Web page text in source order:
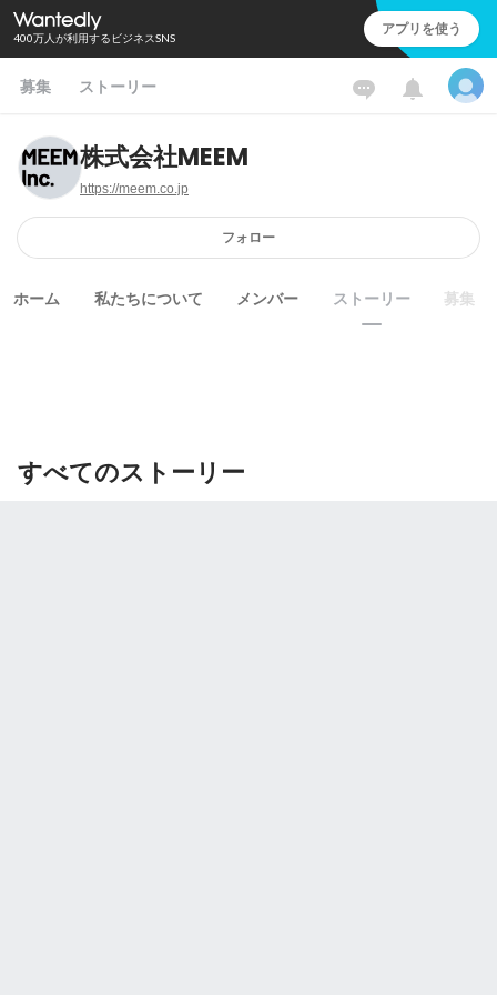
400万人が利用するビジネスSNS アプリを使う
募集 ストーリー
株式会社MEEM
https://meem.co.jp
フォロー
ホーム 私たちについて メンバー ストーリー 募集
すべてのストーリー